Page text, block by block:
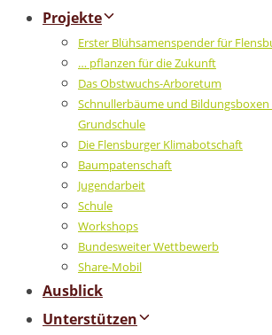
Projekte
Erster Blühsamenspender für
… pflanzen für die Zukunft
Das Obstwuchs-Arboretum
Schnullerbäume und
Grundschule
Die Flensburger Klimabotschaft
Baumpatenschaft
Jugendarbeit
Schule
Workshops
Bundesweiter Wettbewerb
Share-Mobil
Ausblick
Unterstützen